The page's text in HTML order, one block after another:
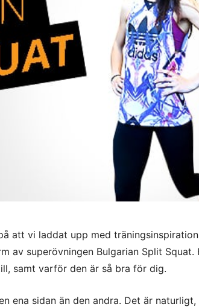
att vi laddat upp med
av superövningen Bulgarian Split Squat.
samt varför den är så bra för dig.
ena sidan än den andra. Det är